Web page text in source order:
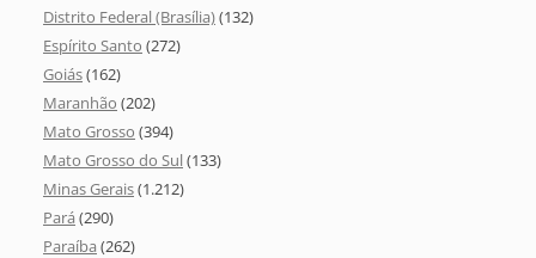
Distrito Federal (Brasília)(132)
Espírito Santo (272)
Goiás(162)
Maranhão (202)
Mato Grosso (394)
Mato Grosso do Sul(133)
Minas Gerais(1.212)
Pará (290)
Paraíba (262)